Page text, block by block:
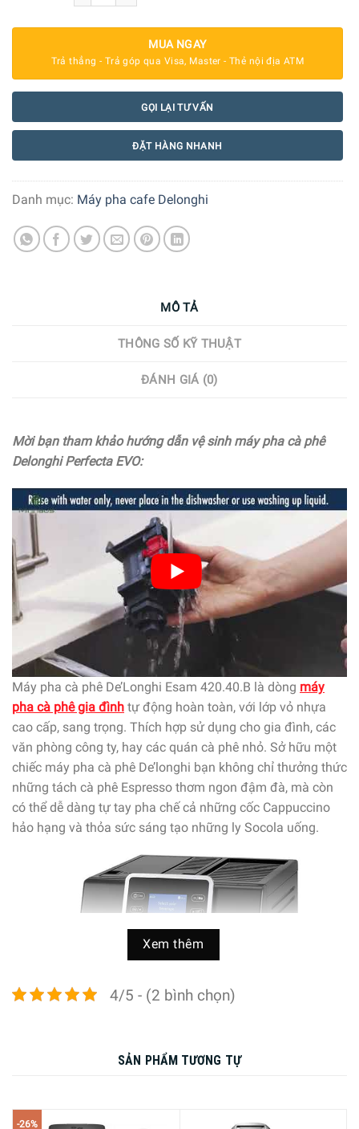
MUA NGAY
Trả thẳng - Trả góp qua Visa, Master - Thẻ nội địa ATM
GỌI LẠI TƯ VẤN
ĐẶT HÀNG NHANH
Danh mục: Máy pha cafe Delonghi
MÔ TẢ
THÔNG SỐ KỸ THUẬT
ĐÁNH GIÁ (0)
Mời bạn tham khảo hướng dẫn vệ sinh máy pha cà phê
Delonghi Perfecta EVO:
Máy pha cà phê De’Longhi Esam 420.40.B là dòng máy
pha cà phê gia đình tự động hoàn toàn, với lớp vỏ nhựa
cao cấp, sang trọng. Thích hợp sử dụng cho gia đình, các
văn phòng công ty, hay các quán cà phê nhỏ. Sở hữu một
chiếc máy pha cà phê De’longhi bạn không chỉ thưởng thức
những tách cà phê Espresso thơm ngon đậm đà, mà còn
có thể dễ dàng tự tay pha chế cả những cốc Cappuccino
hảo hạng và thỏa sức sáng tạo những ly Socola uống.
Xem thêm
4/5 - (2 bình chọn)
SẢN PHẨM TƯƠNG TỰ
-26%